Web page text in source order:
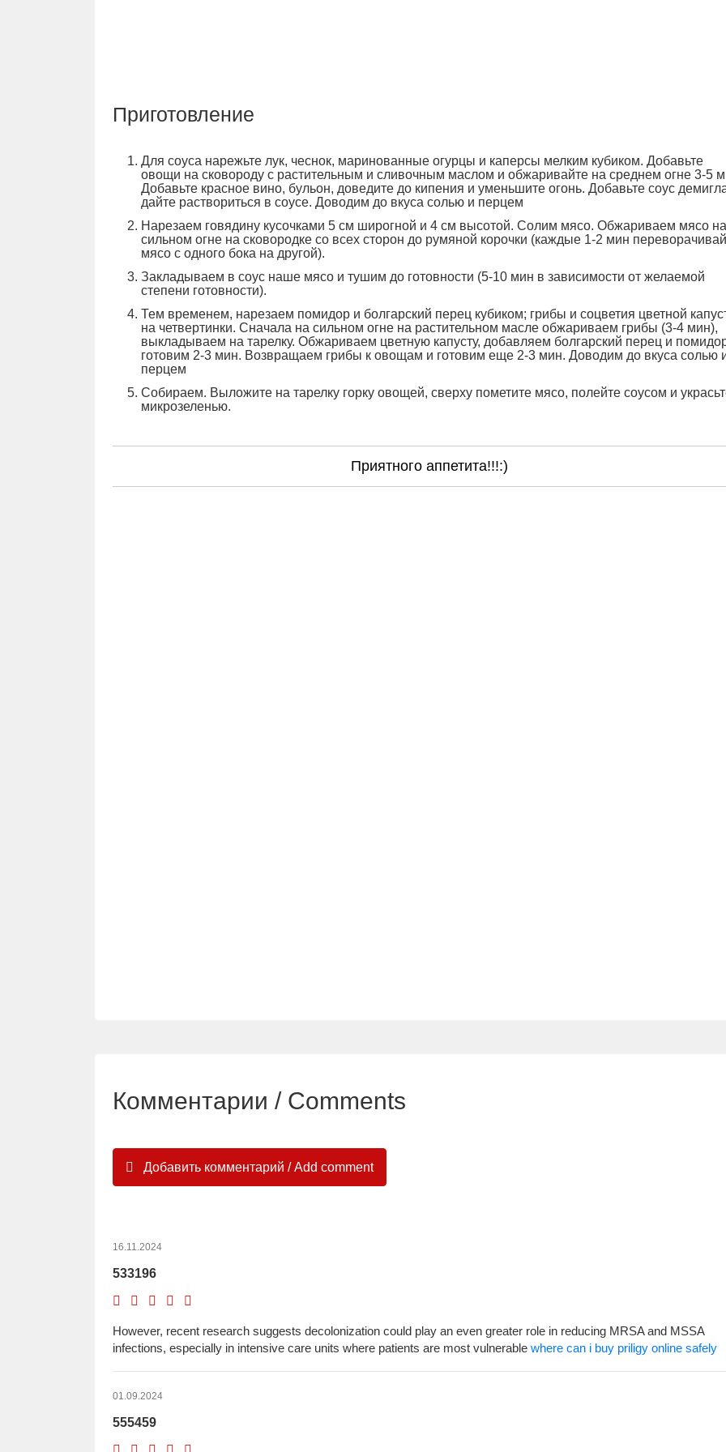
Приготовление
Для соуса нарежьте лук, чеснок, маринованные огурцы и каперсы мелким кубиком. Добавьте
овощи на сковороду с растительным и сливочным маслом и обжаривайте на среднем огне 3-5
Добавьте красное вино, бульон, доведите до кипения и уменьшите огонь. Добавьте соус
дайте раствориться в соусе. Доводим до вкуса солью и перцем
Нарезаем говядину кусочками 5 см широгной и 4 см высотой. Солим мясо. Обжариваем мясо на
сильном огне на сковородке со всех сторон до румяной корочки (каждые 1-2 мин
мясо с одного бока на другой).
Закладываем в соус наше мясо и тушим до готовности (5-10 мин в зависимости от желаемой
степени готовности).
Тем временем, нарезаем помидор и болгарский перец кубиком; грибы и соцветия цветной
на четвертинки. Сначала на сильном огне на растительном масле обжариваем грибы (3-4 мин),
выкладываем на тарелку. Обжариваем цветную капусту, добавляем болгарский перец и
готовим 2-3 мин. Возвращаем грибы к овощам и готовим еще 2-3 мин. Доводим до вкуса солью
перцем
Собираем. Выложите на тарелку горку овощей, сверху пометите мясо, полейте соусом и
микрозеленью.
Приятного аппетита!!!:)
Комментарии / Comments
Добавить комментарий / Add comment
16.11.2024
533196
However, recent research suggests decolonization could play an even greater role in reducing MRSA and MSSA
infections, especially in intensive care units where patients are most vulnerable where can i buy priligy online safely
01.09.2024
555459